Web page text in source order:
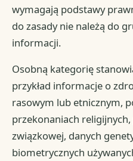
wymagają podstawy
do zasady nie należą do
informacji.
Osobną kategorię
przykład informacje o
rasowym lub etnicznym,
przekonaniach
związkowej, danych
biometrycznych